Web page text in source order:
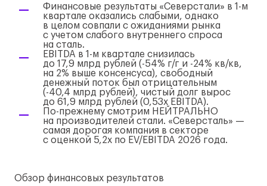
Финансовые результаты «Северстали» в 1-м
квартале оказались слабыми, однако
в целом совпали с ожиданиями рынка
с учетом слабого внутреннего спроса
на сталь.
EBITDA в 1-м квартале снизилась
до 17,9 млрд рублей (-54% г/г и -24% кв/кв,
на 2% выше консенсуса), свободный
денежный поток был отрицательным
(-40,4 млрд рублей), чистый долг вырос
до 61,9 млрд рублей (0,53х EBITDA).
По-прежнему смотрим НЕЙТРАЛЬНО
на производителей стали. «Северсталь» —
самая дорогая компания в секторе
с оценкой 5,2х по EV/EBITDA 2026 года.
Обзор финансовых результатов